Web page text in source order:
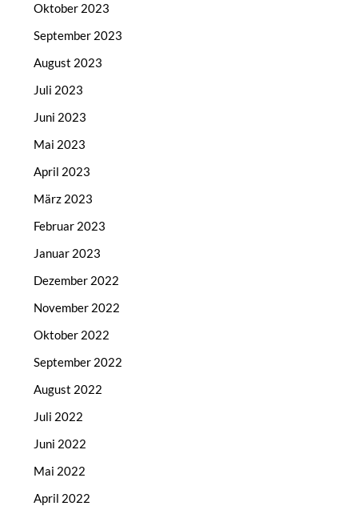
Oktober 2023
September 2023
August 2023
Juli 2023
Juni 2023
Mai 2023
April 2023
März 2023
Februar 2023
Januar 2023
Dezember 2022
November 2022
Oktober 2022
September 2022
August 2022
Juli 2022
Juni 2022
Mai 2022
April 2022